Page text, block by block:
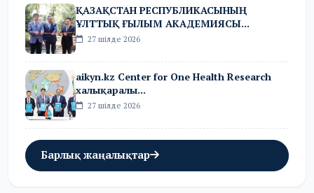
ҚАЗАҚСТАН РЕСПУБЛИКАСЫНЫҢ
ҰЛТТЫҚ ҒЫЛЫМ АКАДЕМИЯСЫ...
27 шілде 2026
aikyn.kz Center for One Health Research
халықаралы...
27 шілде 2026
Барлық жаңалықтар